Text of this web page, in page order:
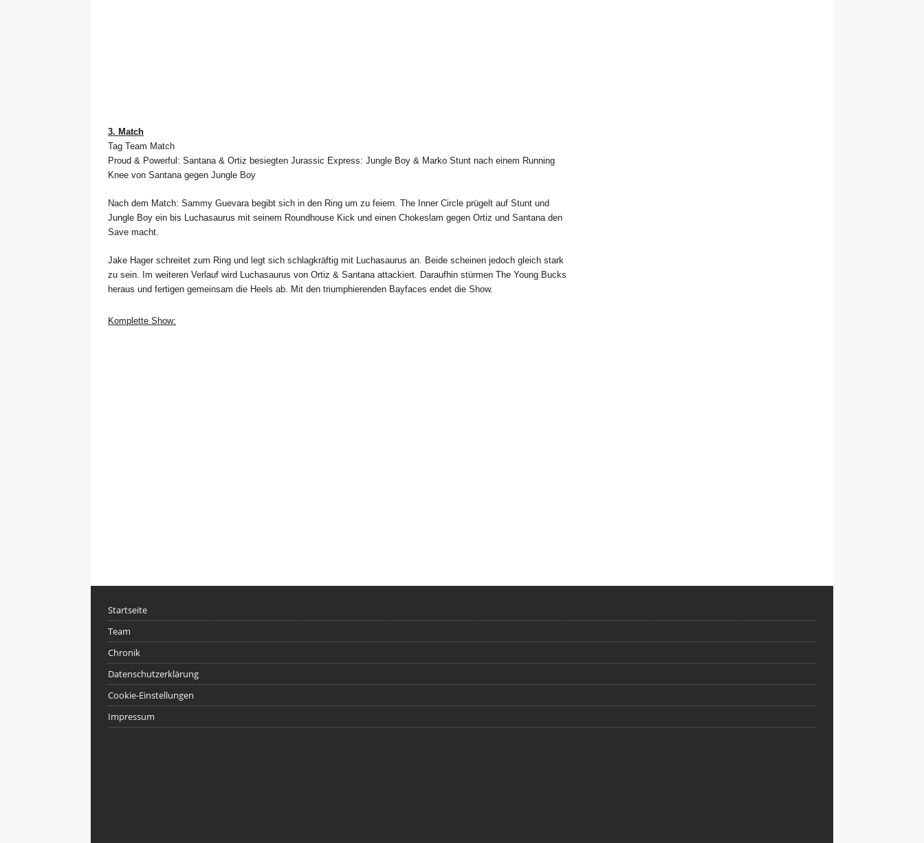
3. Match
Tag Team Match
Proud & Powerful: Santana & Ortiz besiegten Jurassic Express: Jungle Boy & Marko Stunt nach einem Running
Knee von Santana gegen Jungle Boy
Nach dem Match: Sammy Guevara begibt sich in den Ring um zu feiern. The Inner Circle prügelt auf Stunt und
Jungle Boy ein bis Luchasaurus mit seinem Roundhouse Kick und einen Chokeslam gegen Ortiz und Santana den
Save macht.
Jake Hager schreitet zum Ring und legt sich schlagkräftig mit Luchasaurus an. Beide scheinen jedoch gleich stark
zu sein. Im weiteren Verlauf wird Luchasaurus von Ortiz & Santana attackiert. Daraufhin stürmen The Young Bucks
heraus und fertigen gemeinsam die Heels ab. Mit den triumphierenden Bayfaces endet die Show.
Komplette Show:
Startseite
Team
Chronik
Datenschutzerklärung
Cookie-Einstellungen
Impressum